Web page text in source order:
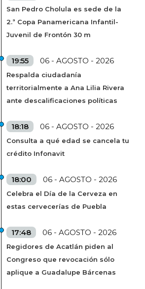
San Pedro Cholula es sede de la
2.ª Copa Panamericana Infantil-
Juvenil de Frontón 30 m
19:55 06 - AGOSTO - 2026
Respalda ciudadanía
territorialmente a Ana Lilia Rivera
ante descalificaciones políticas
18:18 06 - AGOSTO - 2026
Consulta a qué edad se cancela tu
crédito Infonavit
18:00 06 - AGOSTO - 2026
Celebra el Día de la Cerveza en
estas cervecerías de Puebla
17:48 06 - AGOSTO - 2026
Regidores de Acatlán piden al
Congreso que revocación sólo
aplique a Guadalupe Bárcenas